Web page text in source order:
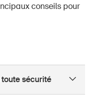
conseils pour
sécurité